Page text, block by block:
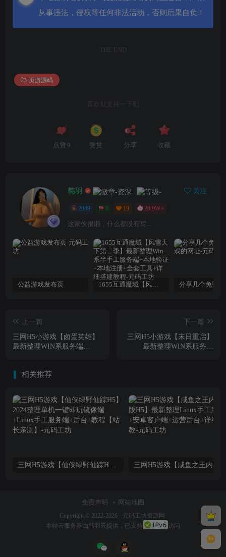
从事违法，侵权等任何非法活动，否则后果自负！
THE END
页游源码
喜欢就支持一下吧
点赞 9 赞赏 分享 收藏
韩羽 关注
2049 0 19 20.9W+
这家伙很懒，什么都没有写...
公益游戏发布页 1655互通魔域【风雪天下第二季】最新整理Win系半手工服务端+本地验证+本地注册+全套工具+详细搭建教程
上一篇
三网H5小游戏【卤蛋英雄】
最新整理WIN系服务端
下一篇
三网H5小游戏【末日重启】
最新整理WIN系服务端
相关推荐
三网H5游戏【仙侠绿野仙踪H5】2024整理单机一键即玩镜像端+Linux手工服务端+后台+教程【站长亲测】
免责声明 网站地图
Copyright © 2022-2026 · 元码工坊资源网
本站 云服务器由韩羽云提供，已支持 访问